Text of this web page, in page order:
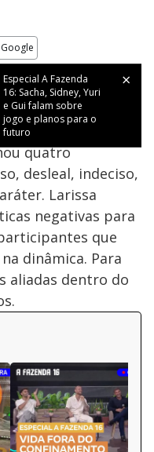
Especial A Fazenda
16: Sacha, Sidney, Yuri
e Gui falam sobre
jogo e planos para o
futuro
distribuir as
primeiro peão
atribui adjetivos
quatro
desleal, indeciso,
Larissa
negativas para
que
dinâmica. Para
aliadas dentro do